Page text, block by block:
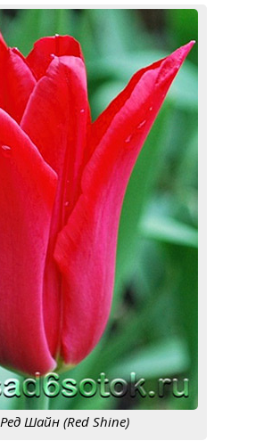
Ред Шайн (Red Shine)